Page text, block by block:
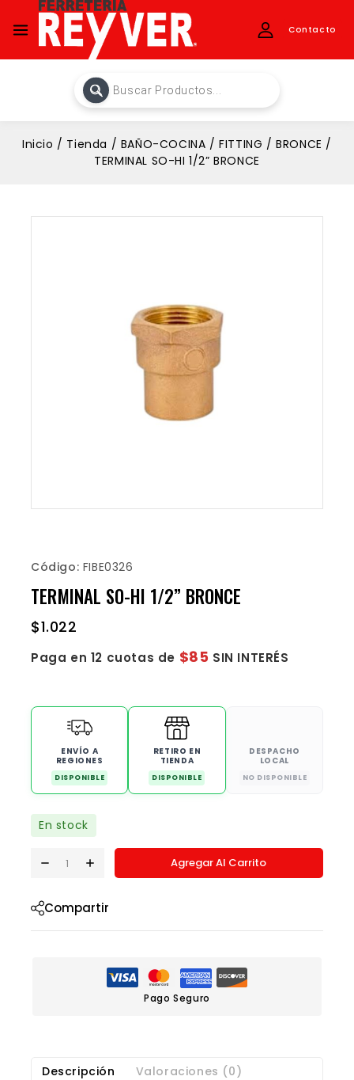
Contacto
Inicio / Tienda / BAÑO-COCINA / FITTING / BRONCE /
TERMINAL SO-HI 1/2” BRONCE
Código: FIBE0326
TERMINAL SO-HI 1/2” BRONCE
$1.022
Paga en 12 cuotas de $85 SIN INTERÉS
ENVÍO A
REGIONES
DISPONIBLE
RETIRO EN
TIENDA
DISPONIBLE
DESPACHO
LOCAL
NO DISPONIBLE
En stock
Agregar Al Carrito
Compartir
Pago Seguro
Descripción Valoraciones (0)